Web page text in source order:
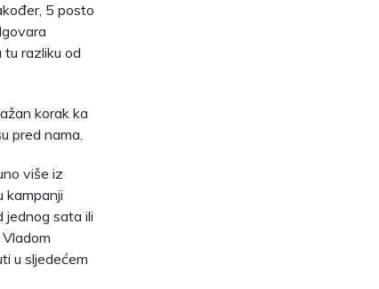
5 posto
tu razliku od
korak ka
pred nama.
više iz
kampanji
jednog sata ili
u sljedećem